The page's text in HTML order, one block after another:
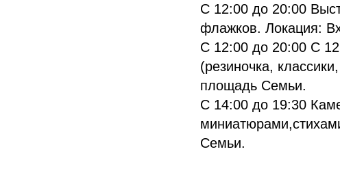
С 12:00 до 20:00
флажков. Локация:
С 12:00 до 20:00 С
(резиночка,
площадь Семьи.
С 14:00 до 19:30
Семьи.